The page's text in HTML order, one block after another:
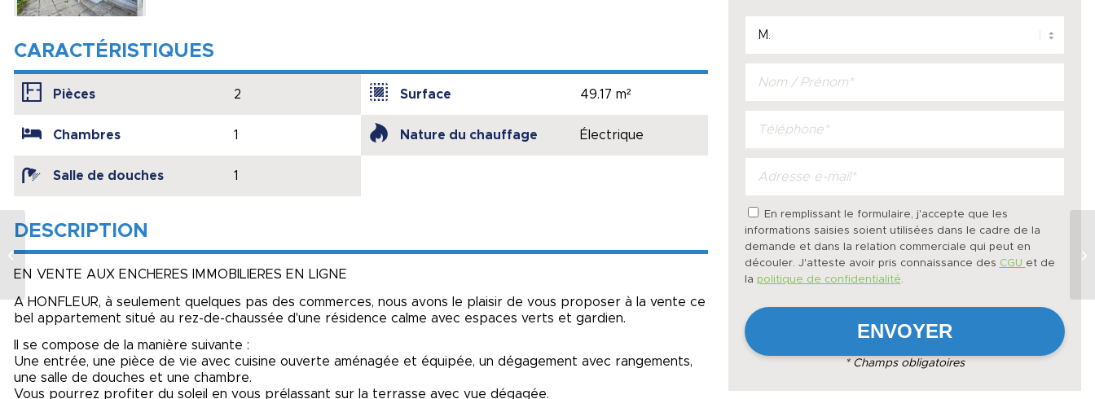
CARACTÉRISTIQUES
Pièces 2
Chambres 1
Salle de douches 1
Surface 49.17 m²
Nature du chauffage Électrique
DESCRIPTION
EN VENTE AUX ENCHERES IMMOBILIERES EN LIGNE
A HONFLEUR, à seulement quelques pas des commerces, nous avons le plaisir de vous proposer à la vente ce
bel appartement situé au rez-de-chaussée d'une résidence calme avec espaces verts et gardien.
Il se compose de la manière suivante :
Une entrée, une pièce de vie avec cuisine ouverte aménagée et équipée, un dégagement avec rangements,
une salle de douches et une chambre.
Vous pourrez profiter du soleil en vous prélassant sur la terrasse avec vue dégagée.
En remplissant le formulaire, j'accepte que les
informations saisies soient utilisées dans le cadre de la
demande et dans la relation commerciale qui peut en
découler. J'atteste avoir pris connaissance des CGU et de
la politique de confidentialité.
* Champs obligatoires
A 5 km de La
avec 3 chambres,
garage, terrain...